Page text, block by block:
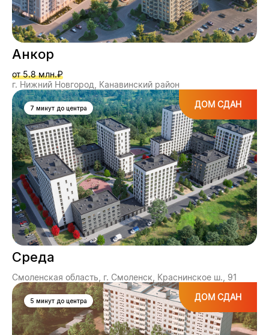
Анкор
от 5.8 млн.₽
г. Нижний Новгород, Канавинский район
7 минут до центра ДОМ СДАН
Среда
Смоленская область, г. Смоленск, Краснинское ш., 91
5 минут до центра ДОМ СДАН